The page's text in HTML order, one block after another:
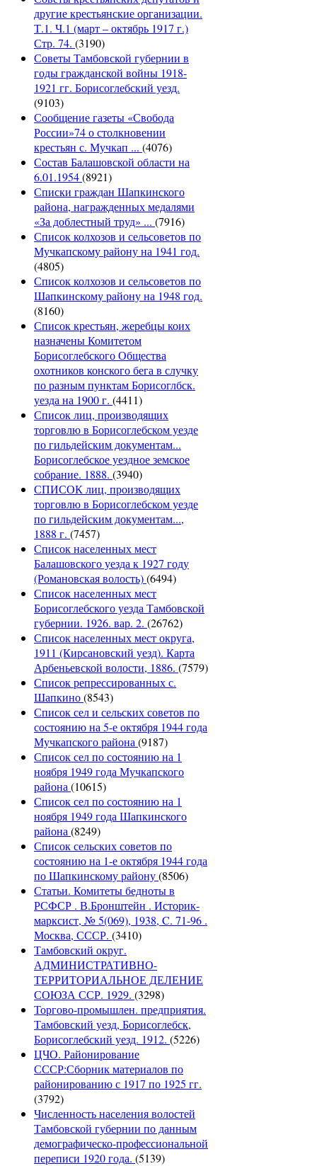
другие крестьянские организации.
Т.1. Ч.1 (март – октябрь 1917 г.)
Стр. 74. (3190)
Советы Тамбовской губернии в
годы гражданской войны 1918-
1921 гг. Борисоглебский уезд.
(9103)
Сообщение газеты «Свобода
России»74 о столкновении
крестьян с. Мучкап ... (4076)
Состав Балашовской области на
6.01.1954(8921)
Списки граждан Шапкинского
района, награжденных медалями
«За доблестный труд» ... (7916)
Список колхозов и сельсоветов по
Мучкапскому району на 1941 год.
(4805)
Список колхозов и сельсоветов по
Шапкинскому району на 1948 год.
(8160)
Список крестьян, жеребцы коих
назначены Комитетом
Борисоглебского Общества
охотников конского бега в случку
по разным пунктам Борисоглбск.
уезда на 1900 г. (4411)
Список лиц, производящих
торговлю в Борисоглебском уезде
по гильдейским документам...
Борисоглебское уездное земское
собрание. 1888. (3940)
СПИСОК лиц, производящих
торговлю в Борисоглебском уезде
по гильдейским документам...,
1888 г. (7457)
Список населенных мест
Балашовского уезда к 1927 году
(Романовская волость)(6494)
Список населенных мест
Борисоглебского уезда Тамбовской
губернии. 1926. вар. 2. (26762)
Список населенных мест округа,
1911 (Кирсановский уезд). Карта
Арбеньевской волости, 1886. (7579)
Список репрессированных с.
Шапкино(8543)
Список сел и сельских советов по
состоянию на 5-е октября 1944 года
Мучкапского района (9187)
Список сел по состоянию на 1
ноября 1949 года Мучкапского
района (10615)
Список сел по состоянию на 1
ноября 1949 года Шапкинского
района (8249)
Список сельских советов по
состоянию на 1-е октября 1944 года
по Шапкинскому району(8506)
Статьи. Комитеты бедноты в
РСФСР . В.Бронштейн . Историк-
марксист, № 5(069), 1938, C. 71-96 .
Москва, СССР. (3410)
Тамбовский округ.
АДМИНИСТРАТИВНО-
ТЕРРИТОРИАЛЬНОЕ ДЕЛЕНИЕ
СОЮЗА ССР. 1929. (3298)
Торгово-промышлен. предприятия.
Тамбовский уезд, Борисоглебск,
Борисоглебский уезд. 1912. (5226)
ЦЧО. Районирование
СССР:Сборник материалов по
районированию с 1917 по 1925 гг.
(3792)
Численность населения волостей
Тамбовской губернии по данным
демографическо-профессиональной
переписи 1920 года. (5139)